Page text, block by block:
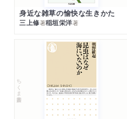
身近な雑草の愉快な生きかた
三上修著稲垣栄洋著
ちくま新書